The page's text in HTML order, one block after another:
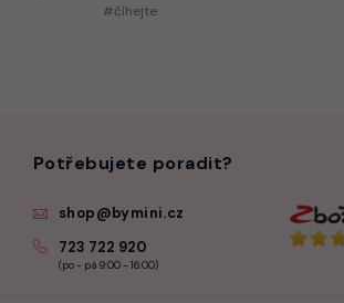
#číhejte
Potřebujete poradit?
shop@bymini.cz
723 722 920
(po - pá 9:00 - 16:00)